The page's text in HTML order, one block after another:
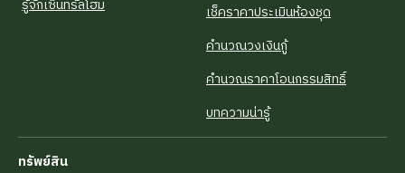
รู้จักเซ็นทรัลโฮม
เช็คราคาประเมินห้องชุด
คำนวณวงเงินกู้
คำนวณราคาโอนกรรมสิทธิ์
บทความน่ารู้
ทรัพย์สิน